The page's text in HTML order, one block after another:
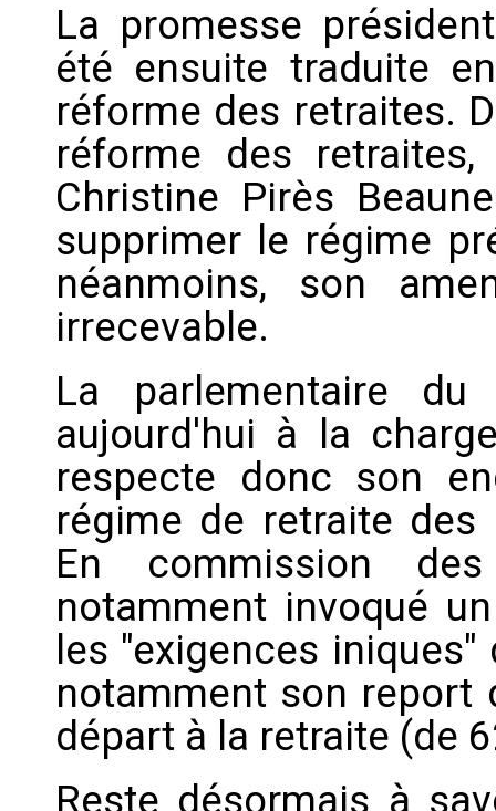
La promesse
été ensuite traduite
réforme des retraites.
réforme des
Christine Pirès
supprimer le régime
néanmoins, son
irrecevable.
La parlementaire du
aujourd'hui à la
respecte donc son
régime de retraite des
En commission
notamment invoqué
les "exigences
notamment son report
départ à la retraite (de
Reste désormais à